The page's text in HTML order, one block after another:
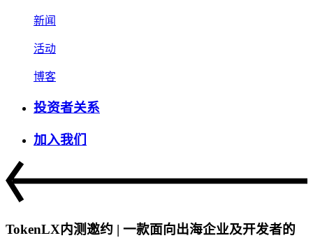
新闻
活动
博客
投资者关系
加入我们
TokenLX内测邀约 | 一款面向出海企业及开发者的